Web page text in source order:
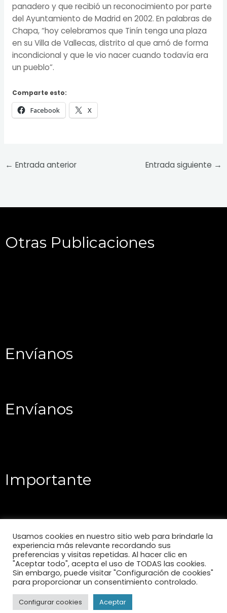
panadero y que recibió un reconocimiento por parte
del Ayuntamiento de Madrid en 2002. En palabras de
Chapa, “hoy celebramos que Tinín tenga una plaza
en su Villa de Vallecas, distrito al que amó de forma
incondicional y que le vio nacer cuando todavía era
un pueblo”.
Comparte esto:
Facebook X
← Entrada anterior Entrada siguiente →
Otras Publicaciones
Envíanos
Envíanos
Importante
Usamos cookies en nuestro sitio web para brindarle la
experiencia más relevante recordando sus
preferencias y visitas repetidas. Al hacer clic en
"Aceptar todo", acepta el uso de TODAS las cookies.
Sin embargo, puede visitar "Configuración de cookies"
para proporcionar un consentimiento controlado.
Configurar cookies Aceptar